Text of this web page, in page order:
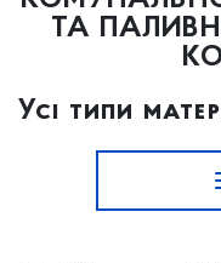
ТА
Усі типи